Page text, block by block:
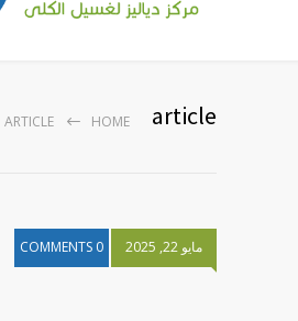
article
HOME
ARTICLE
مايو 22, 2025 0 COMMENTS